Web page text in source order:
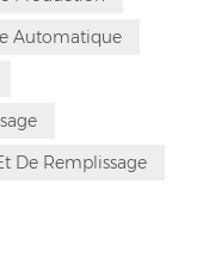
16C, une ligne
Automatique
De Remplissage